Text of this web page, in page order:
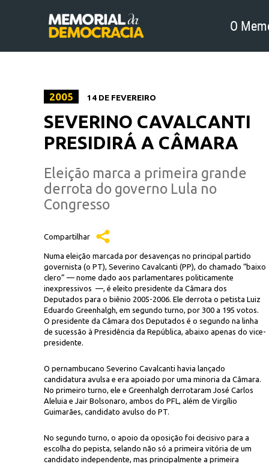
O
2005 14 DE FEVEREIRO
SEVERINO CAVALCANTI
PRESIDIRÁ A CÂMARA
Eleição marca a primeira grande
derrota do governo Lula no
Congresso
Compartilhar
Numa eleição marcada por desavenças no principal partido
governista (o PT), Severino Cavalcanti (PP), do chamado “baixo
clero” — nome dado aos parlamentares politicamente
inexpressivos —, é eleito presidente da Câmara dos
Deputados para o biênio 2005-2006. Ele derrota o petista Luiz
Eduardo Greenhalgh, em segundo turno, por 300 a 195 votos.
O presidente da Câmara dos Deputados é o segundo na linha
de sucessão à Presidência da República, abaixo apenas do vice-
presidente.
O pernambucano Severino Cavalcanti havia lançado
candidatura avulsa e era apoiado por uma minoria da Câmara.
No primeiro turno, ele e Greenhalgh derrotaram José Carlos
Aleluia e Jair Bolsonaro, ambos do PFL, além de Virgílio
Guimarães, candidato avulso do PT.
No segundo turno, o apoio da oposição foi decisivo para a
escolha do pepista, selando não só a primeira vitória de um
candidato independente, mas principalmente a primeira
Severino Cavalcanti, concedeentrevista em Brasília